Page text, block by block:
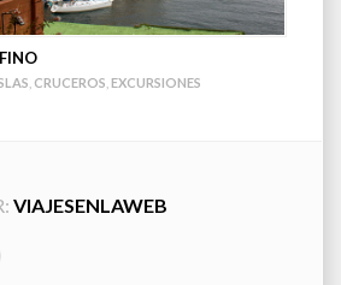
CRUCEROS EXCURSIONES
VIAJESENLAWEB